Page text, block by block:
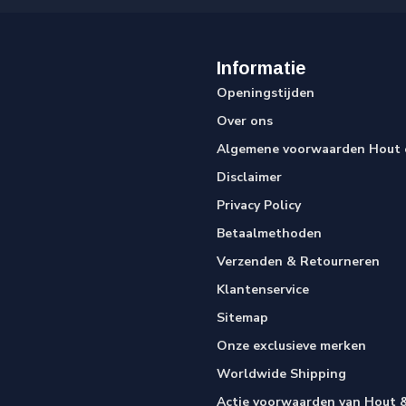
Informatie
Openingstijden
Over ons
Algemene voorwaarden Hout
Disclaimer
Privacy Policy
Betaalmethoden
Verzenden & Retourneren
Klantenservice
Sitemap
Onze exclusieve merken
Worldwide Shipping
Actie voorwaarden van Hout